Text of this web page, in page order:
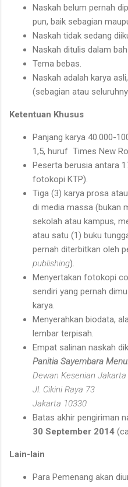
Naskah belum pernah
pun, baik sebagian
Naskah tidak sedang
Naskah ditulis dalam
Tema bebas.
Naskah adalah karya
(sebagian atau
Ketentuan Khusus
Panjang karya 40.000-
1,5, huruf Times New
Peserta berusia antara
fotokopi KTP).
Tiga (3) karya prosa
di media massa (bukan
sekolah atau kampus,
atau satu (1) buku
pernah diterbitkan oleh
publishing).
Menyertakan fotokopi
sendiri yang pernah
karya.
Menyerahkan biodata,
lembar terpisah.
Empat salinan naskah
Panitia Sayembara
Dewan Kesenian Jakarta
Jl. Cikini Raya 73
Jakarta 10330
Batas akhir pengiriman
30 September 2014
Lain-lain
Para Pemenang akan